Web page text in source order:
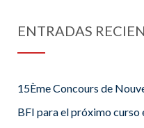
ENTRADAS
15Ème Concours de
BFI para el próximo